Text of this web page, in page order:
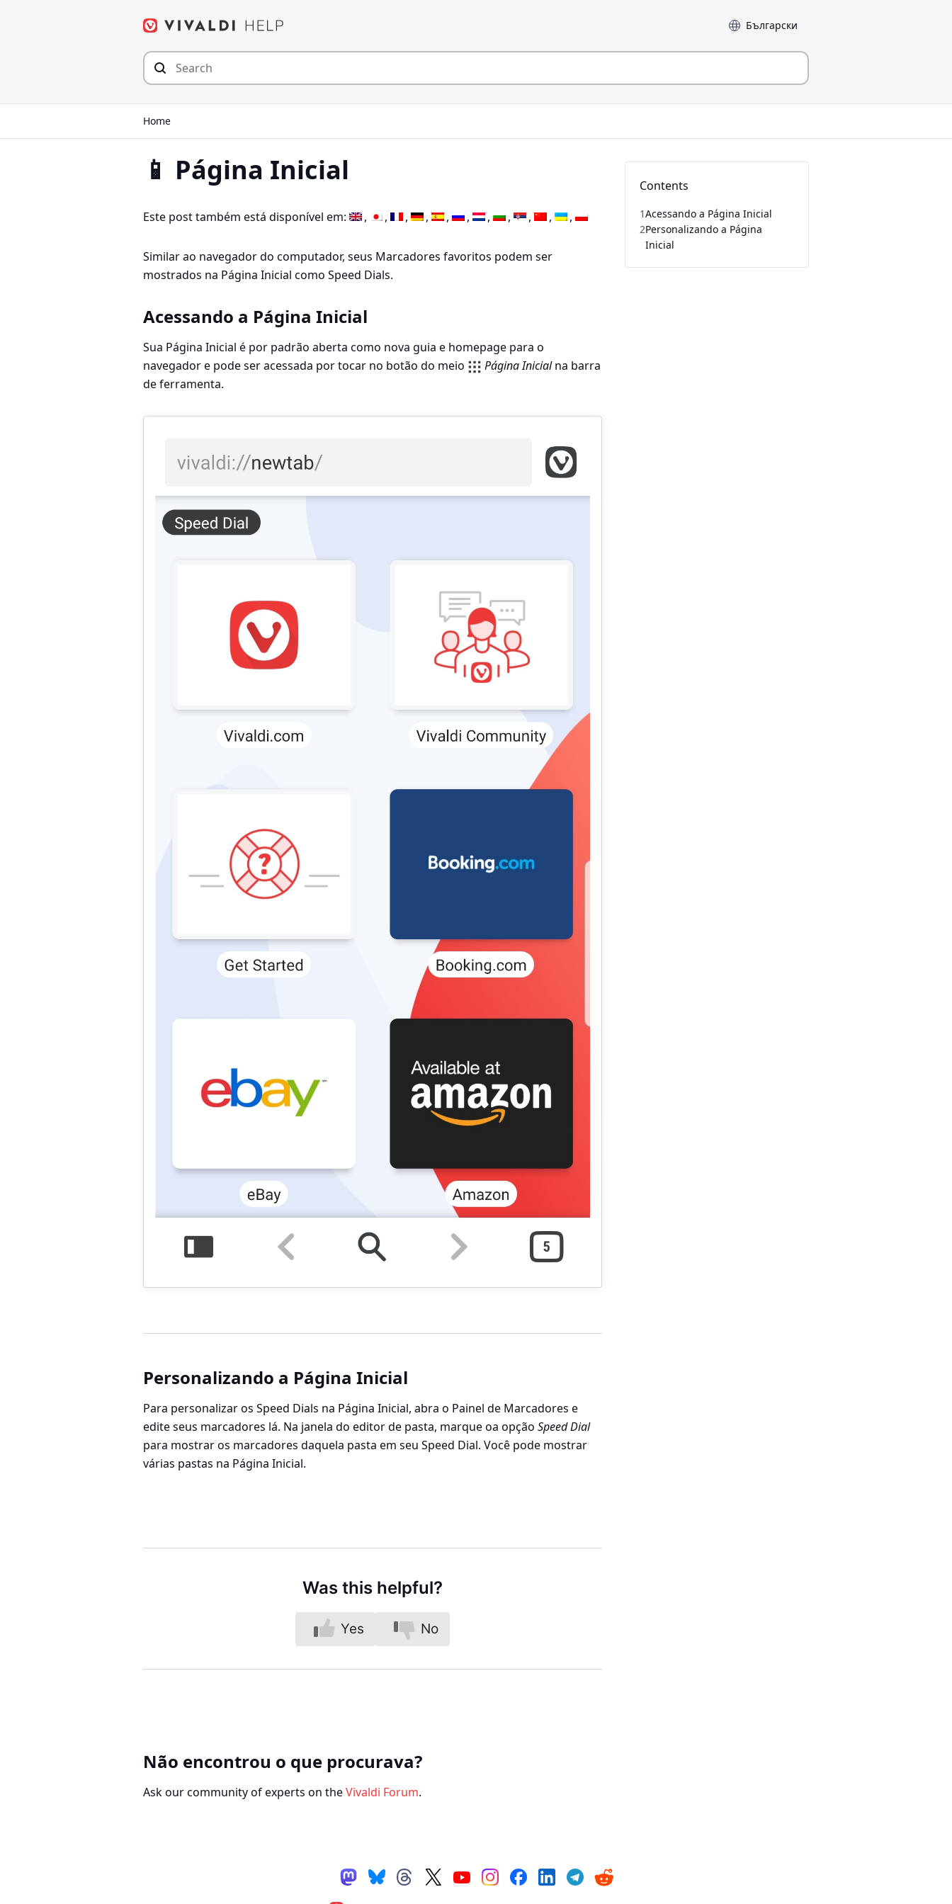
Language
Home
📱 Página Inicial
Este post também está disponível em:
Similar ao navegador do computador, seus Marcadores favoritos podem ser
mostrados na Página Inicial como Speed Dials.
Acessando a Página Inicial
Sua Página Inicial é por padrão aberta como nova guia e homepage para o
navegador e pode ser acessada por tocar no botão do meio
Página Inicialna barra
de ferramenta.
Personalizando a Página Inicial
Para personalizar os Speed Dials na Página Inicial, abra o Painel de Marcadores e
edite seus marcadores lá. Na janela do editor de pasta, marque oa opção Speed Dial
para mostrar os marcadores daquela pasta em seu Speed Dial. Você pode mostrar
várias pastas na Página Inicial.
Was this helpful?
Yes No
Contents
1Acessando a Página Inicial
2Personalizando a Página
Inicial
Não encontrou o que procurava?
Ask our community of experts on theVivaldi Forum.